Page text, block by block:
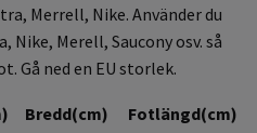
Merrell, Nike. Använder du
Nike, Merell, Saucony osv. så
Gå ned en EU storlek.
Bredd(cm)
Fotlängd(cm)